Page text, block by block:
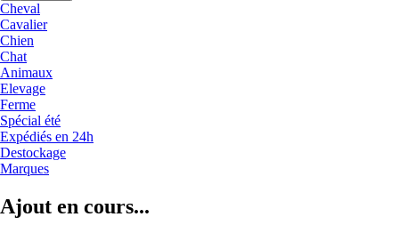
Cheval
Cavalier
Chien
Chat
Animaux
Elevage
Ferme
Spécial été
Expédiés en 24h
Destockage
Marques
Ajout en cours...